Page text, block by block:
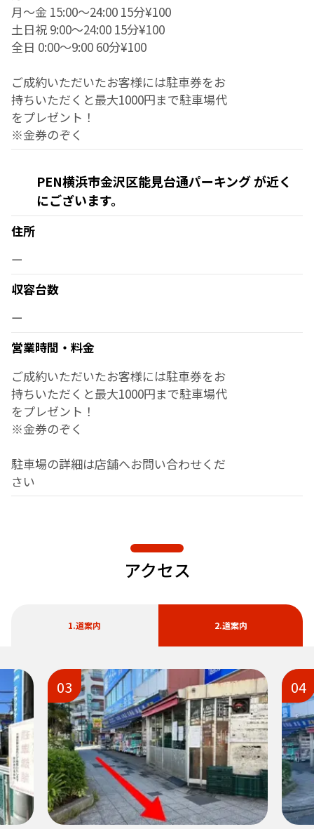
月～金 15:00～24:00 15分¥100
土日祝 9:00～24:00 15分¥100
全日 0:00～9:00 60分¥100
ご成約いただいたお客様には駐車券をお
持ちいただくと最大1000円まで駐車場代
をプレゼント！
※金券のぞく
PEN横浜市金沢区能見台通パーキング が近く
にございます。
住所
ー
収容台数
ー
営業時間・料金
ご成約いただいたお客様には駐車券をお
持ちいただくと最大1000円まで駐車場代
をプレゼント！
※金券のぞく
駐車場の詳細は店舗へお問い合わせくだ
さい
アクセス
1.道案内 2.道案内
03 04